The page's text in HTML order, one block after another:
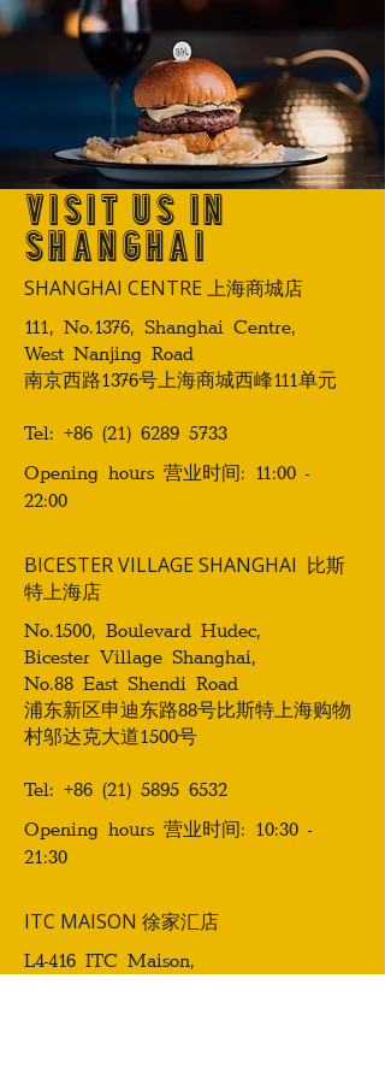
VISIT US IN
SHANGHAI
SHANGHAI CENTRE 上海商城店
111, No.1376, Shanghai Centre,
West Nanjing Road
南京西路1376号上海商城西峰111单元
Tel: +86 (21) 6289 5733
Opening hours 营业时间: 11:00 -
22:00
BICESTER VILLAGE SHANGHAI 比斯
特上海店
No.1500, Boulevard Hudec,
Bicester Village Shanghai,
No.88 East Shendi Road
浦东新区申迪东路88号比斯特上海购物
村邬达克大道1500号
Tel: +86 (21) 5895 6532
Opening hours 营业时间: 10:30 -
21:30
ITC MAISON 徐家汇店
L4-416 ITC Maison,